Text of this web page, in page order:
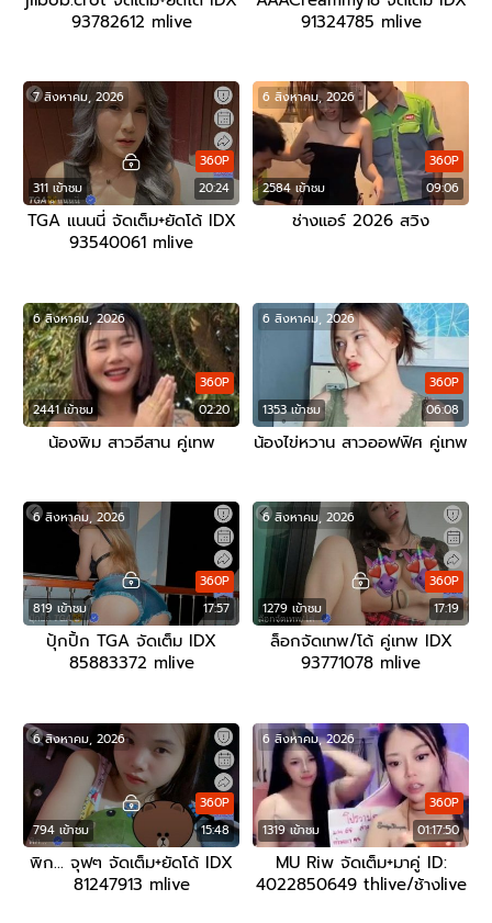
93782612 mlive
91324785 mlive
311 เข้าชม 20:24
360P
7 สิงหาคม, 2026
TGA แนนนี่ จัดเต็ม+ยัดโด้ IDX
93540061 mlive
2584 เข้าชม 09:06
360P
6 สิงหาคม, 2026
ช่างแอร์ 2026 สวิง
2441 เข้าชม 02:20
360P
6 สิงหาคม, 2026
น้องพิม สาวอีสาน คู่เทพ
1353 เข้าชม 06:08
360P
6 สิงหาคม, 2026
น้องไข่หวาน สาวออฟฟิศ คู่เทพ
819 เข้าชม 17:57
360P
6 สิงหาคม, 2026
ปุ้กปิ้ก TGA จัดเต็ม IDX
85883372 mlive
1279 เข้าชม 17:19
360P
6 สิงหาคม, 2026
ล็อกจัดเทพ/โด้ คู่เทพ IDX
93771078 mlive
794 เข้าชม 15:48
360P
6 สิงหาคม, 2026
พิก… จุฟๆ จัดเต็ม+ยัดโด้ IDX
81247913 mlive
1319 เข้าชม 01:17:50
360P
6 สิงหาคม, 2026
MU Riw จัดเต็ม+มาคู่ ID:
4022850649 thlive/ช้างlive